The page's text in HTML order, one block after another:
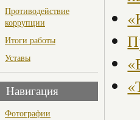
Противодействие
коррупции
Итоги работы
Уставы
Навигация
Фотографии